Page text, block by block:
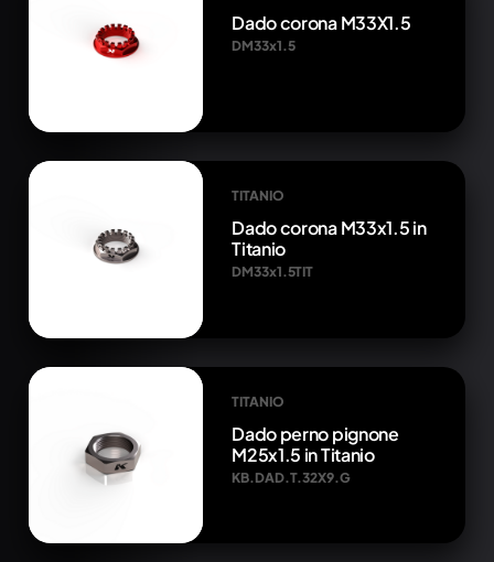
Dado corona M33X1.5
DM33x1.5
TITANIO
Dado corona M33x1.5 in
Titanio
DM33x1.5TIT
TITANIO
Dado perno pignone
M25x1.5 in Titanio
KB.DAD.T.32X9.G